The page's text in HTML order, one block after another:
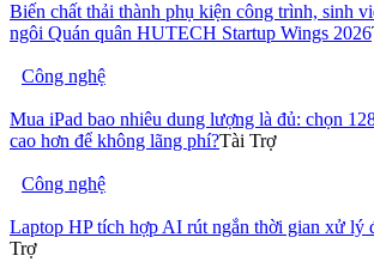
Biến chất thải thành phụ kiện công trình, sinh
ngôi Quán quân HUTECH Startup Wings 2026
Công nghệ
Mua iPad bao nhiêu dung lượng là đủ: chọn
cao hơn để không lãng phí?Tài Trợ
Công nghệ
Laptop HP tích hợp AI rút ngắn thời gian xử lý
Trợ